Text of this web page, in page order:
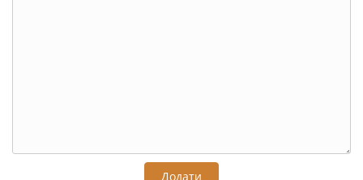
Додати